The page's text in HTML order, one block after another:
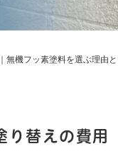
無機フッ素塗料を選ぶ理由と
り替えの費用